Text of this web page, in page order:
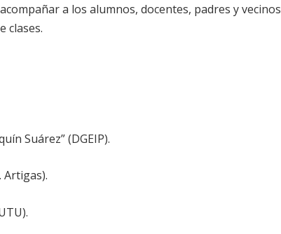
a los alumnos, docentes, padres y vecinos
clases.
Suárez” (DGEIP).
Artigas).